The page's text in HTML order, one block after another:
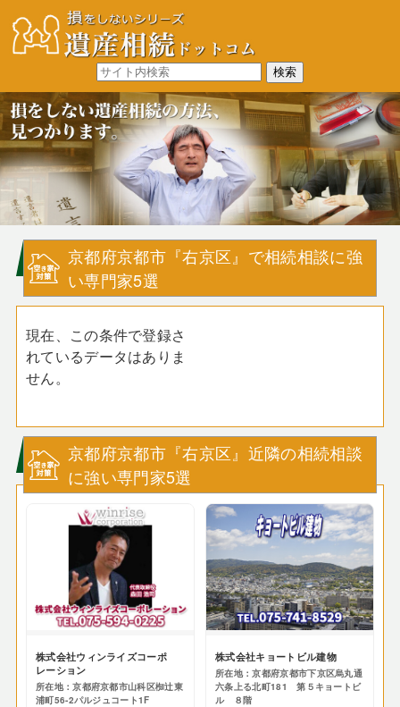
京都府京都市『右京区』で相続相談に強
い専門家5選
現在、この条件で登録さ
れているデータはありま
せん。
京都府京都市『右京区』近隣の相続相談
に強い専門家5選
株式会社ウィンライズコーポ
レーション
所在地：京都府京都市山科区椥辻東
浦町56-2パルジュコート1F
株式会社キョートビル建物
所在地：京都府京都市下京区烏丸通
六条上る北町181 第５キョートビ
ル ８階